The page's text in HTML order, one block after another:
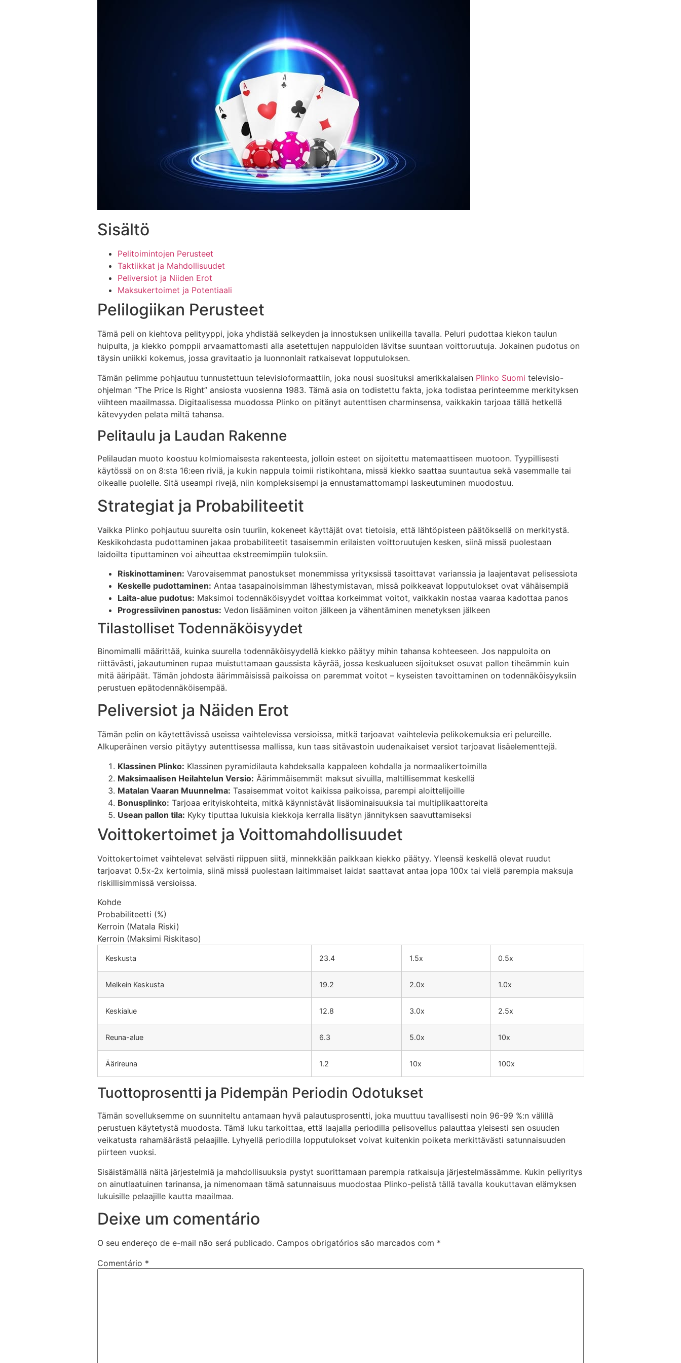
Sisältö
Pelitoimintojen Perusteet
Taktiikkat ja Mahdollisuudet
Peliversiot ja Niiden Erot
Maksukertoimet ja Potentiaali
Pelilogiikan Perusteet
Tämä peli on kiehtova pelityyppi, joka yhdistää selkeyden ja innostuksen uniikeilla tavalla. Peluri pudottaa kiekon taulun
huipulta, ja kiekko pomppii arvaamattomasti alla asetettujen nappuloiden lävitse suuntaan voittoruutuja. Jokainen pudotus on
täysin uniikki kokemus, jossa gravitaatio ja luonnonlait ratkaisevat lopputuloksen.
Tämän pelimme pohjautuu tunnustettuun televisioformaattiin, joka nousi suosituksi amerikkalaisen Plinko Suomi televisio-
ohjelman “The Price Is Right” ansiosta vuosienna 1983. Tämä asia on todistettu fakta, joka todistaa perinteemme merkityksen
viihteen maailmassa. Digitaalisessa muodossa Plinko on pitänyt autenttisen charminsensa, vaikkakin tarjoaa tällä hetkellä
kätevyyden pelata miltä tahansa.
Pelitaulu ja Laudan Rakenne
Pelilaudan muoto koostuu kolmiomaisesta rakenteesta, jolloin esteet on sijoitettu matemaattiseen muotoon. Tyypillisesti
käytössä on on 8:sta 16:een riviä, ja kukin nappula toimii ristikohtana, missä kiekko saattaa suuntautua sekä vasemmalle tai
oikealle puolelle. Sitä useampi rivejä, niin kompleksisempi ja ennustamattomampi laskeutuminen muodostuu.
Strategiat ja Probabiliteetit
Vaikka Plinko pohjautuu suurelta osin tuuriin, kokeneet käyttäjät ovat tietoisia, että lähtöpisteen päätöksellä on merkitystä.
Keskikohdasta pudottaminen jakaa probabiliteetit tasaisemmin erilaisten voittoruutujen kesken, siinä missä puolestaan
laidoilta tiputtaminen voi aiheuttaa ekstreemimpiin tuloksiin.
Riskinottaminen: Varovaisemmat panostukset monemmissa yrityкsissä tasoittavat varianssia ja laajentavat pelisessiota
Keskelle pudottaminen: Antaa tasapainoisimman lähestymistavan, missä poikkeavat lopputulokset ovat vähäisempiä
Laita-alue pudotus: Maksimoi todennäköisyydet voittaa korkeimmat voitot, vaikkakin nostaa vaaraa kadottaa panos
Progressiivinen panostus: Vedon lisääminen voiton jälkeen ja vähentäminen menetyksen jälkeen
Tilastolliset Todennäköisyydet
Binomimalli määrittää, kuinka suurella todennäköisyydellä kiekko päätyy mihin tahansa kohteeseen. Jos nappuloita on
riittävästi, jakautuminen rupaa muistuttamaan gaussista käyrää, jossa keskualueen sijoitukset osuvat pallon tiheämmin kuin
mitä ääripäät. Tämän johdosta äärimmäisissä paikoissa on paremmat voitot – kyseisten tavoittaminen on todennäköisyyksiin
perustuen epätodennäköisempää.
Peliversiot ja Näiden Erot
Tämän pelin on käytettävissä useissa vaihtelevissa versioissa, mitkä tarjoavat vaihtelevia pelikokemuksia eri pelureille.
Alkuperäinen versio pitäytyy autenttisessa mallissa, kun taas sitävastoin uudenaikaiset versiot tarjoavat lisäelementtejä.
Klassinen Plinko: Klassinen pyramidilauta kahdeksalla kappaleen kohdalla ja normaalikertoimilla
Maksimaalisen Heilahtelun Versio: Äärimmäisemmät maksut sivuilla, maltillisemmat keskellä
Matalan Vaaran Muunnelma: Tasaisemmat voitot kaikissa paikoissa, parempi aloittelijoille
Bonusplinko: Tarjoaa erityiskohteita, mitkä käynnistävät lisäominaisuuksia tai multiplikаattoreita
Usean pallon tila: Kyky tiputtaa lukuisia kiekkoja kerralla lisätyn jännityksen saavuttamiseksi
Voittokertoimet ja Voittomahdollisuudet
Voittokertoimet vaihtelevat selvästi riippuen siitä, minnekkään paikkaan kiekko päätyy. Yleensä keskellä olevat ruudut
tarjoavat 0.5x-2x kertoimia, siinä missä puolestaan laitimmaiset laidat saattavat antaa jopa 100x tai vielä parempia maksuja
riskillisimmissä versioissa.
Kohde
Probabiliteetti (%)
Kerroin (Matala Riski)
Kerroin (Maksimi Riskitaso)
Keskusta 23.4 1.5x 0.5x
Melkein Keskusta 19.2 2.0x 1.0x
Keskialue 12.8 3.0x 2.5x
Reuna-alue 6.3 5.0x 10x
Äärireuna 1.2 10x 100x
Tuottoprosentti ja Pidemрän Periodin Odotukset
Tämän sovelluksemme on suunniteltu antamaan hyvä palautusprosentti, joka muuttuu tavallisesti noin 96-99 %:n välillä
perustuen käytetystä muodosta. Tämä luku tarkoittaa, että laajalla periodilla pelisovellus palauttaa yleisesti sen osuuden
veikatusta rahamäärästä pelaajille. Lyhyellä periodilla lopputulokset voivat kuitenkin poiketa merkittävästi satunnaisuuden
piirteen vuoksi.
Sisäistämällä näitä järjestelmiä ja mahdollisuuksia pystyt suorittamaan parempia ratkaisuja järjestelmässämme. Kukin peliyritys
on ainutlaatuinen tarinansa, ja nimenomaan tämä satunnaisuus muodostaa Plinko-pelistä tällä tavalla koukuttavan elämyksen
lukuisille pelaajille kautta maailmaa.
Deixe um comentário
O seu endereço de e-mail não será publicado. Campos obrigatórios são marcados com *
Comentário *